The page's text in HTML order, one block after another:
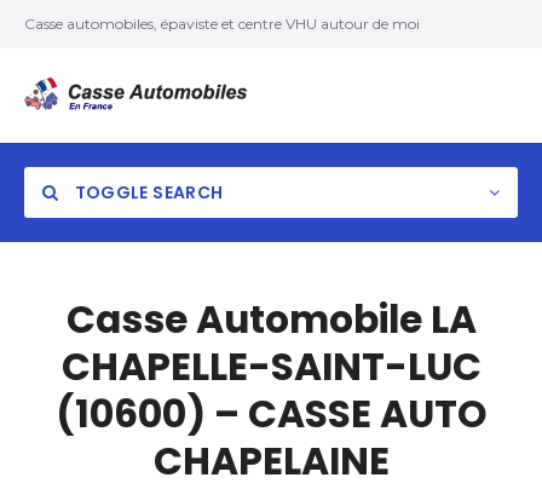
Casse automobiles, épaviste et centre VHU autour de moi
TOGGLE SEARCH
Casse Automobile LA
CHAPELLE-SAINT-LUC
(10600) – CASSE AUTO
CHAPELAINE